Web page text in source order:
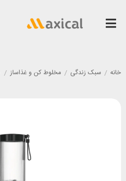
خانه / سبک زندگی / مخلوط کن و غذاساز /